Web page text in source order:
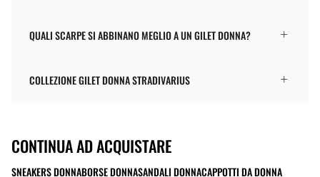
QUALI SCARPE SI ABBINANO MEGLIO A UN GILET DONNA?
COLLEZIONE GILET DONNA STRADIVARIUS
CONTINUA AD ACQUISTARE
SNEAKERS DONNABORSE DONNASANDALI DONNACAPPOTTI DA DONNA